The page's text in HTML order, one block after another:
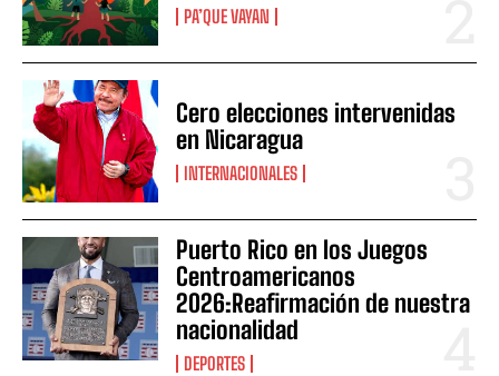
PA’QUE VAYAN
Cero elecciones intervenidas
en Nicaragua
INTERNACIONALES
Puerto Rico en los Juegos
Centroamericanos
2026:Reafirmación de nuestra
nacionalidad
DEPORTES